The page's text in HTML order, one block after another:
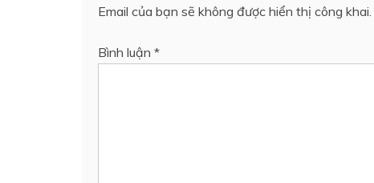
Email của bạn sẽ không được hiển thị công khai.
Bình luận *